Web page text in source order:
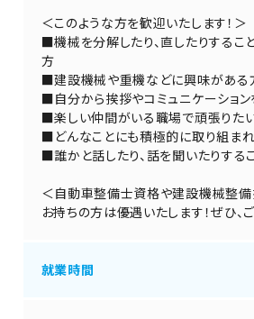
＜このような方を歓迎いたします！＞
■機械を分解したり、直したりするこ
方
■建設機械や重機などに興味がある
■自分から挨拶やコミュニケーショ
■楽しい仲間がいる職場で頑張りた
■どんなことにも積極的に取り組ま
■誰かと話したり、話を聞いたりする
＜自動車整備士資格や建設機械整
お持ちの方は優遇いたします！ぜひ、
就業時間